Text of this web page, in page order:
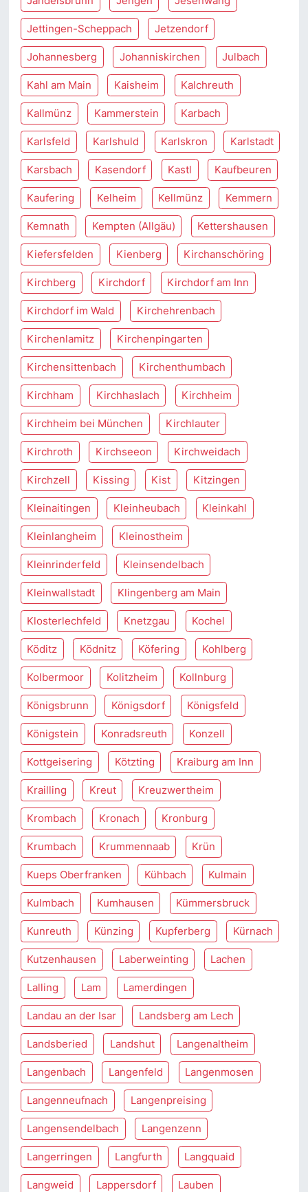
Jettingen-Scheppach Jetzendorf
Johannesberg Johanniskirchen Julbach
Kahl am Main Kaisheim Kalchreuth
Kallmünz Kammerstein Karbach
Karlsfeld Karlshuld Karlskron Karlstadt
Karsbach Kasendorf Kastl Kaufbeuren
Kaufering Kelheim Kellmünz Kemmern
Kemnath Kempten (Allgäu) Kettershausen
Kiefersfelden Kienberg Kirchanschöring
Kirchberg Kirchdorf Kirchdorf am Inn
Kirchdorf im Wald Kirchehrenbach
Kirchenlamitz Kirchenpingarten
Kirchensittenbach Kirchenthumbach
Kirchham Kirchhaslach Kirchheim
Kirchheim bei München Kirchlauter
Kirchroth Kirchseeon Kirchweidach
Kirchzell Kissing Kist Kitzingen
Kleinaitingen Kleinheubach Kleinkahl
Kleinlangheim Kleinostheim
Kleinrinderfeld Kleinsendelbach
Kleinwallstadt Klingenberg am Main
Klosterlechfeld Knetzgau Kochel
Köditz Ködnitz Köfering Kohlberg
Kolbermoor Kolitzheim Kollnburg
Königsbrunn Königsdorf Königsfeld
Königstein Konradsreuth Konzell
Kottgeisering Kötzting Kraiburg am Inn
Krailling Kreut Kreuzwertheim
Krombach Kronach Kronburg
Krumbach Krummennaab Krün
Kueps Oberfranken Kühbach Kulmain
Kulmbach Kumhausen Kümmersbruck
Kunreuth Künzing Kupferberg Kürnach
Kutzenhausen Laberweinting Lachen
Lalling Lam Lamerdingen
Landau an der Isar Landsberg am Lech
Landsberied Landshut Langenaltheim
Langenbach Langenfeld Langenmosen
Langenneufnach Langenpreising
Langensendelbach Langenzenn
Langerringen Langfurth Langquaid
Langweid Lappersdorf Lauben